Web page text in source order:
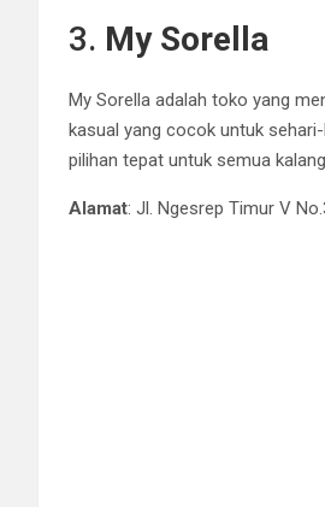
3. My Sorella
My Sorella adalah toko yang
kasual yang cocok untuk
pilihan tepat untuk semua
Alamat: Jl. Ngesrep Timur V